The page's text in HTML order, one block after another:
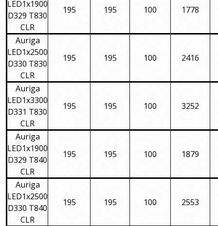
LED1x1900
D329 T830
CLR
195 195 100 1778
Auriga
LED1x2500
D330 T830
CLR
195 195 100 2416
Auriga
LED1x3300
D331 T830
CLR
195 195 100 3252
Auriga
LED1x1900
D329 T840
CLR
195 195 100 1879
Auriga
LED1x2500
D330 T840
CLR
195 195 100 2553